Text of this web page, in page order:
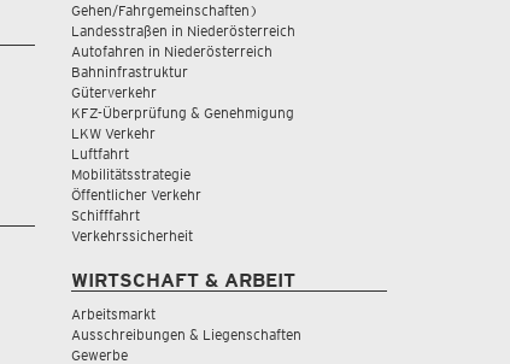
Gehen/Fahrgemeinschaften)
Landesstraßen in Niederösterreich
Autofahren in Niederösterreich
Bahninfrastruktur
Güterverkehr
KFZ-Überprüfung & Genehmigung
LKW Verkehr
Luftfahrt
Mobilitätsstrategie
Öffentlicher Verkehr
Schifffahrt
Verkehrssicherheit
WIRTSCHAFT & ARBEIT
Arbeitsmarkt
Ausschreibungen & Liegenschaften
Gewerbe